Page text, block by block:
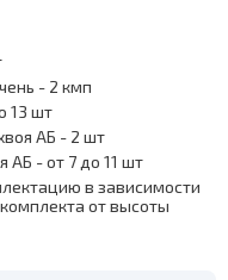
- 2 кмп
13 шт
АБ - 2 шт
АБ - от 7 до 11 шт
в зависимости
от высоты